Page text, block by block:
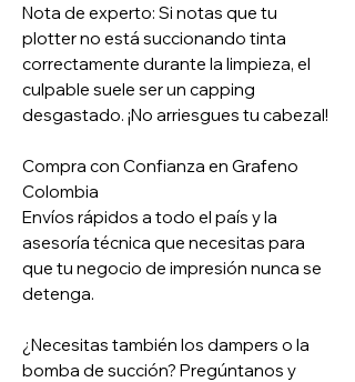
Nota de experto: Si notas que tu
plotter no está succionando tinta
correctamente durante la limpieza, el
culpable suele ser un capping
desgastado. ¡No arriesgues tu cabezal!
Compra con Confianza en Grafeno
Colombia
Envíos rápidos a todo el país y la
asesoría técnica que necesitas para
que tu negocio de impresión nunca se
detenga.
¿Necesitas también los dampers o la
bomba de succión? Pregúntanos y